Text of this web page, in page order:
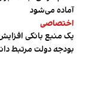
آماده می‌شود
اختصاصی
یک منبع بانکی
بودجه دولت مرتبط